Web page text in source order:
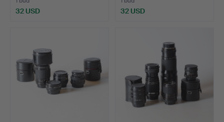
32 USD 32 USD